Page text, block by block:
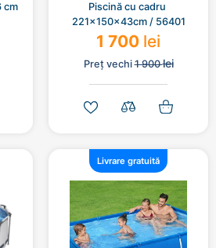
cm
Piscină cu cadru
221x150x43cm / 56401
1 700 lei
Preț vechi1 900lei
Livrare gratuită